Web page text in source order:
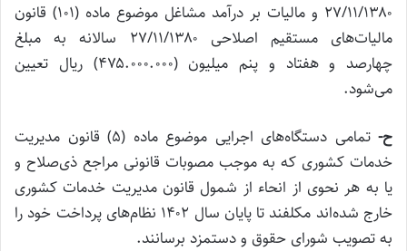
۲۷/۱۱/۱۳۸۰ و مالیات بر درآمد مشاغل موضوع ماده (۱۰۱) قانون
مالیات‌های مستقیم اصلاحی ۲۷/۱۱/۱۳۸۰ سالانه به مبلغ
چهارصد و هفتاد و پنم میلیون (۴۷۵.۰۰۰.۰۰۰) ریال تعیین
می‌شود.
ح‌-
تمامی دستگاه‌های اجرایی موضوع ماده (۵) قانون مدیریت
خدمات کشوری که به موجب مصوبات قانونی مراجع ذی‌صلاح و
یا به هر نحوی از انحاء از شمول قانون مدیریت خدمات کشوری
خارج شده‌اند مکلفند تا پایان سال ۱۴۰۲ نظام‌‌های پرداخت خود را
به تصویب شورای حقوق و دستمزد برسانند.